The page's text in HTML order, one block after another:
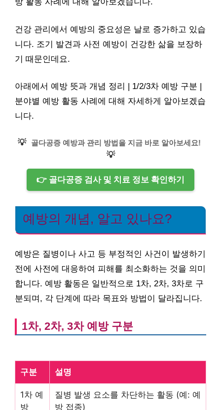
건강 관리에서 예방의 중요성은 날로 증가하고 있습
니다. 조기 발견과 사전 예방이 건강한 삶을 보장하
기 때문인데요.
아래에서 예방 뜻과 개념 정리 | 1/2/3차 예방 구분 |
분야별 예방 활동 사례에 대해 자세하게 알아보겠습
니다.
💡 골다공증 예방과 관리 방법을 지금 바로 알아보세요!
💡
👉 골다공증 검사 및 치료 정보 확인하기
예방의 개념, 알고 있나요?
예방은 질병이나 사고 등 부정적인 사건이 발생하기
전에 사전에 대응하여 피해를 최소화하는 것을 의미
합니다. 예방 활동은 일반적으로 1차, 2차, 3차로 구
분되며, 각 단계에 따라 목표와 방법이 달라집니다.
1차, 2차, 3차 예방 구분
구분 설명
1차 예
방
질병 발생 요소를 차단하는 활동 (예: 예
방 접종)